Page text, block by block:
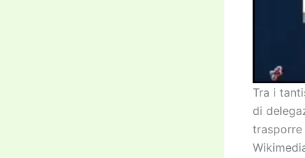
Tra i
di
trasporre